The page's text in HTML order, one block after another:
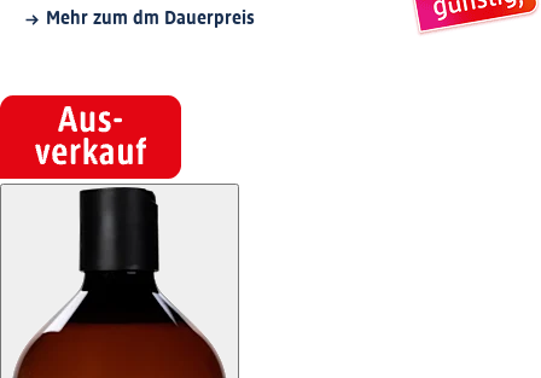
Mehr zum dm Dauerpreis